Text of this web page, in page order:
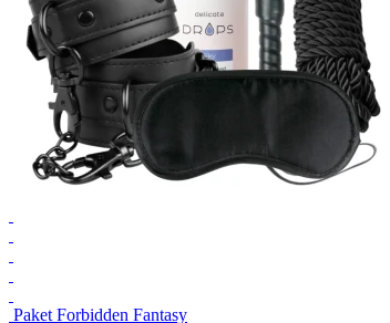
Paket Forbidden Fantasy